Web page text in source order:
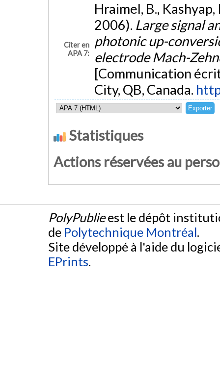
Citer en
APA 7:
Hraimel, B., Kashyap,
2006). Large signal
photonic up-
electrode Mach-
[Communication
City, QB, Canada.
Statistiques
Actions réservées au
PolyPublieest le dépôt
de Polytechnique Montréal.
Site développé à l'aide du
EPrints.